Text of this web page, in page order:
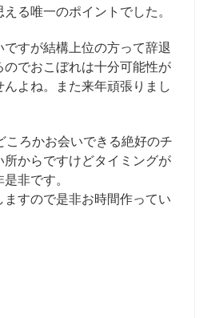
る唯一のポイントでした。
すが結構上位の方って辞退
のでおこぼれは十分可能性が
よね。また来年頑張りまし
ころかお会いできる絶好のチ
所からですけどタイミングが
非です。
ますので是非お時間作ってい